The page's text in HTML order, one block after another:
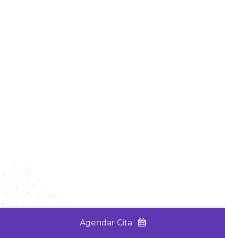
Agendar Cita